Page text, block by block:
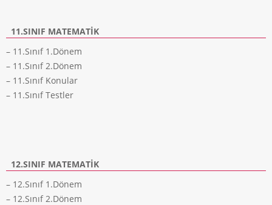
11.SINIF MATEMATIK
– 11.Sınıf 1.Dönem
– 11.Sınıf 2.Dönem
– 11.Sınıf Konular
– 11.Sınıf Testler
12.SINIF MATEMATIK
– 12.Sınıf 1.Dönem
– 12.Sınıf 2.Dönem